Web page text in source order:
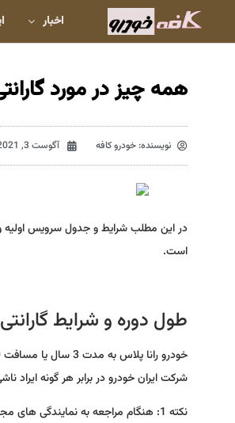
اخبار
همه چیز در مورد
نویسنده: خودرو کافه آگوست 3, 2021
در این مطلب شرایط و جدول سرویس اولیه و
است.
طول دوره و شرایط
شرکت ایران خودرو در برابر هر گونه ایراد
نکته 1: هنگام مراجعه به نمایندگی های مجاز ایران خودرو برای دریافت خدمات گارانتی و وارانتی همراه داشتن ایکو کارت (کارات گارانتی) الزامی می باشد.